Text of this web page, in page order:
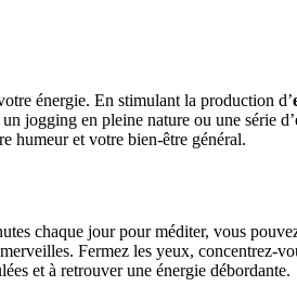
énergie. En stimulant la production d’
un jogging en pleine nature ou une série
humeur et votre bien-être général.
chaque jour pour méditer, vous
Fermez les yeux, concentrez-
et à retrouver une énergie débordante.